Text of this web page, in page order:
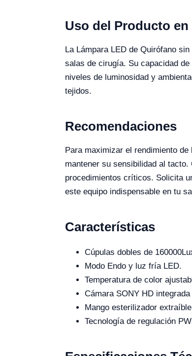
Uso del Producto en
La Lámpara LED de Quirófano
salas de cirugía. Su capacidad
niveles de luminosidad y
tejidos.
Recomendaciones
Para maximizar el rendimiento
mantener su sensibilidad al
procedimientos críticos. Solicita
este equipo indispensable en tu
Características
Cúpulas dobles de
Modo Endo y luz fría LED.
Temperatura de color
Cámara SONY HD
Mango esterilizador
Tecnología de regulación